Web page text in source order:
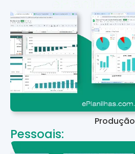
Produção
Pessoais: